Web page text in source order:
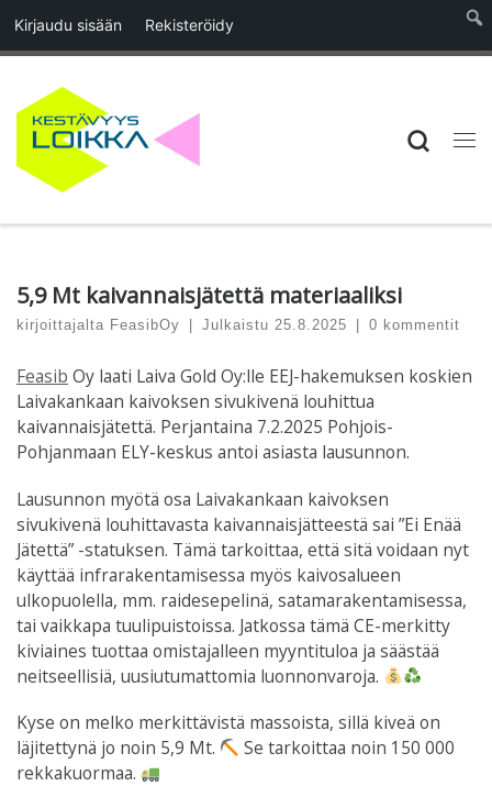
Kirjaudu sisään Rekisteröidy
Skip to content
5,9 Mt kaivannaisjätettä materiaaliksi
kirjoittajalta FeasibOy Julkaistu25.8.2025 0 kommentit
Feasib Oy laati Laiva Gold Oy:lle EEJ-hakemuksen koskien
Laivakankaan kaivoksen sivukivenä louhittua
kaivannaisjätettä. Perjantaina 7.2.2025 Pohjois-
Pohjanmaan ELY-keskus antoi asiasta lausunnon.
Lausunnon myötä osa Laivakankaan kaivoksen
sivukivenä louhittavasta kaivannaisjätteestä sai ”Ei Enää
Jätettä” -statuksen. Tämä tarkoittaa, että sitä voidaan nyt
käyttää infrarakentamisessa myös kaivosalueen
ulkopuolella, mm. raidesepelinä, satamarakentamisessa,
tai vaikkapa tuulipuistoissa. Jatkossa tämä CE-merkitty
kiviaines tuottaa omistajalleen myyntituloa ja säästää
neitseellisiä, uusiutumattomia luonnonvaroja.
Kyse on melko merkittävistä massoista, sillä kiveä on
läjitettynä jo noin 5,9 Mt.
Se tarkoittaa noin 150 000
rekkakuormaa.